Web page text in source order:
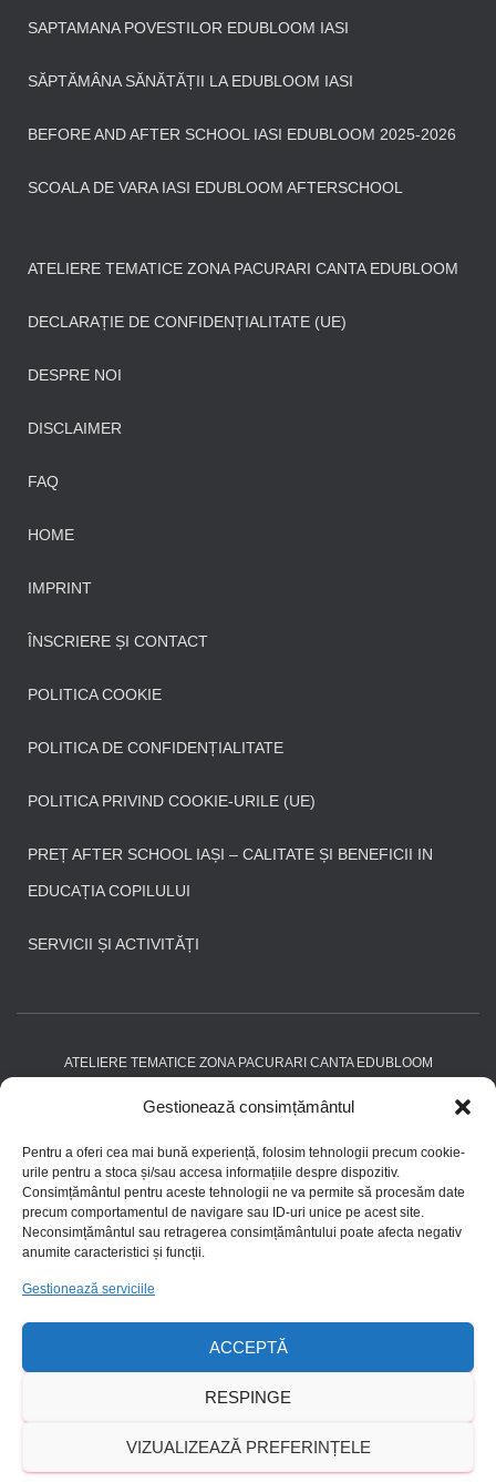
Gestionează consimțământul
Pentru a oferi cea mai bună experiență, folosim tehnologii precum cookie-
urile pentru a stoca și/sau accesa informațiile despre dispozitiv.
Consimțământul pentru aceste tehnologii ne va permite să procesăm date
precum comportamentul de navigare sau ID-uri unice pe acest site.
Neconsimțământul sau retragerea consimțământului poate afecta negativ
anumite caracteristici și funcții.
Gestionează serviciile
ACCEPTĂ
RESPINGE
VIZUALIZEAZĂ PREFERINȚELE
SAPTAMANA POVESTILOR EDUBLOOM IASI
SĂPTĂMÂNA SĂNĂTĂȚII LA EDUBLOOM IASI
BEFORE AND AFTER SCHOOL IASI EDUBLOOM 2025-2026
SCOALA DE VARA IASI EDUBLOOM AFTERSCHOOL
ATELIERE TEMATICE ZONA PACURARI CANTA EDUBLOOM
DECLARAȚIE DE CONFIDENȚIALITATE (UE)
DESPRE NOI
DISCLAIMER
FAQ
HOME
IMPRINT
ÎNSCRIERE ȘI CONTACT
POLITICA COOKIE
POLITICA DE CONFIDENȚIALITATE
POLITICA PRIVIND COOKIE-URILE (UE)
PREȚ AFTER SCHOOL IAȘI – CALITATE ȘI BENEFICII IN
EDUCAȚIA COPILULUI
SERVICII ȘI ACTIVITĂȚI
ATELIERE TEMATICE ZONA PACURARI CANTA EDUBLOOM
DECLARAȚIE DE CONFIDENȚIALITATE (UE)
DISCLAIMER FAQ HOME IMPRINT
ÎNSCRIERE ȘI CONTACT POLITICA COOKIE
POLITICA DE CONFIDENȚIALITATE
POLITICA PRIVIND COOKIE-URILE (UE)
PREȚ AFTER SCHOOL IAȘI – CALITATE ȘI BENEFICII IN EDUCAȚIA